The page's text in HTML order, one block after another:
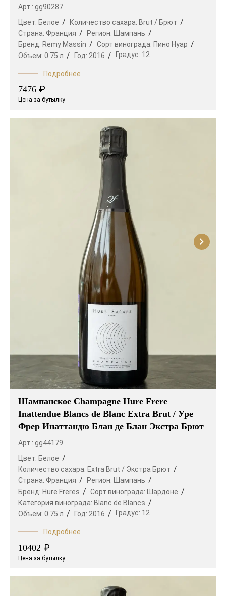
Арт.: gg90287
Цвет: Белое Количество сахара: Brut / Брют
Страна: Франция Регион:
Шампань
Бренд: Remy Massin Сорт винограда: Пино Нуар
Объем: 0.75 л Год: 2016 Градус: 12
Подробнее
7476 ₽
Цена за бутылку
Шампанское Champagne Hure Frere
Inattendue Blancs de Blanc Extra Brut / Уре
Фрер Инаттандю Блан де Блан Экстра Брют
Арт.: gg44179
Цвет: Белое
Количество сахара: Extra Brut / Экстра Брют
Страна: Франция Регион: Шампань
Бренд: Hure Freres Сорт винограда: Шардоне
Категория винограда: Blanc de Blancs
Объем: 0.75 л Год: 2016 Градус: 12
Подробнее
10402 ₽
Цена за бутылку